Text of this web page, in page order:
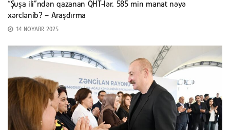
“Şuşa ili”ndən qazanan QHT-lər. 585 min manat nəyə
xərclənib? – Araşdırma
14 NOYABR 2025